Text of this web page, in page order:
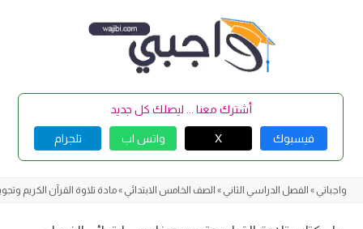
أشترك معنا ... ليصلك كل جديد
فيسبوك X واتس اب تلجرام
واجباتي » الفصل الدراسي الثاني » الصف الخامس الابتدائي »مادة تلاوة القرآن الكريم